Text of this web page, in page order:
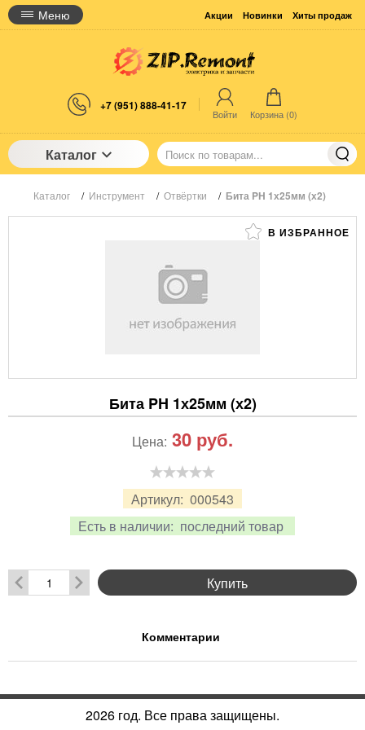
Меню Акции Новинки Хиты продаж
+7 (951) 888-41-17
Войти Корзина (0)
Каталог
Каталог / Инструмент / Отвёртки / Бита PH 1х25мм (х2)
В ИЗБРАННОЕ
Бита PH 1х25мм (х2)
Артикул: 000543
Есть в наличии: последний товар
Цена: 30 руб.
Купить
Комментарии
2026 год. Все права защищены.